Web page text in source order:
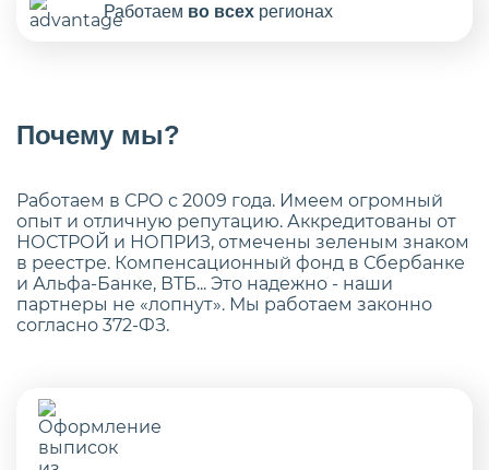
Работаем во всех регионах
Почему мы?
Работаем в СРО с 2009 года. Имеем огромный
опыт и отличную репутацию. Аккредитованы от
НОСТРОЙ и НОПРИЗ, отмечены зеленым знаком
в реестре. Компенсационный фонд в Сбербанке
и Альфа-Банке, ВТБ... Это надежно - наши
партнеры не «лопнут». Мы работаем законно
согласно 372-ФЗ.